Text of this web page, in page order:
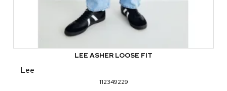
LEE ASHER LOOSE FIT
Lee
112349229